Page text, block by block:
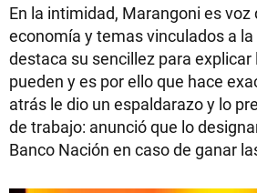
En la intimidad, Marangoni es
economía y temas vinculados a
destaca su sencillez para explicar
pueden y es por ello que hace
atrás le dio un espaldarazo y lo
de trabajo: anunció que lo
Banco Nación en caso de ganar